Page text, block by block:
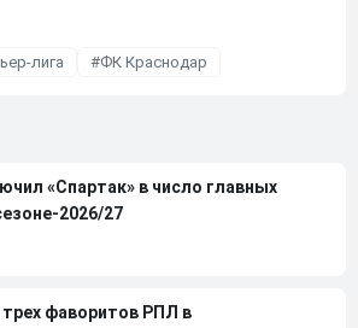
лига ФК Краснодар
«Спартак» в число главных
2026/27
фаворитов РПЛ в